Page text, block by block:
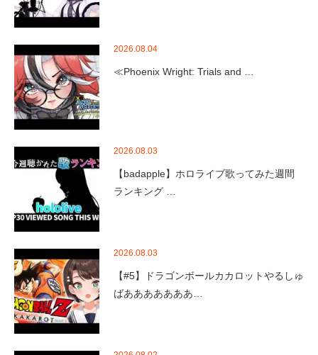
2026.08.04
≪Phoenix Wright: Trials and …
2026.08.03
【badapple】ホロライブ歌ってみた週間
ランキング …
2026.08.03
【#5】ドラゴンボールカカロットやるしゅ
ばあああああああ…